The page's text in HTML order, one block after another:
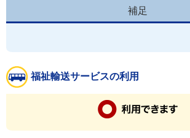
補足
福祉輸送サービスの利用